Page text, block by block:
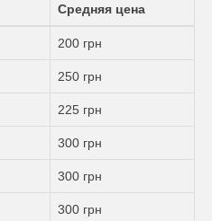
Средняя цена
200 грн
250 грн
225 грн
300 грн
300 грн
300 грн